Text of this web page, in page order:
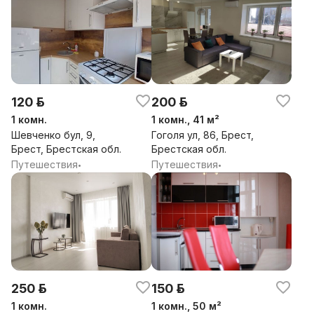
120 р.
1 комн.
Шевченко бул, 9,
Брест, Брестская обл.
Путешествия•
200 р.
1 комн., 41 м²
Гоголя ул, 86, Брест,
Брестская обл.
Путешествия•
250 р.
1 комн.
150 р.
1 комн., 50 м²